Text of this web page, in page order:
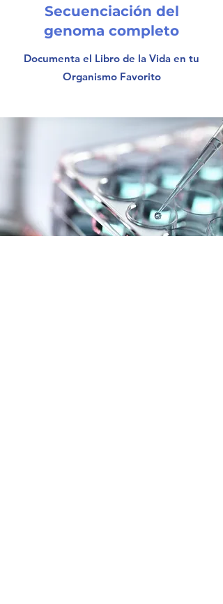
Secuenciación del
genoma completo
Documenta el Libro de la Vida en tu
Organismo Favorito